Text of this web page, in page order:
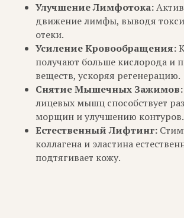
Улучшение Лимфотока:
движение лимфы, выводя
отеки.
Усиление Кровообращения:
получают больше кислорода и
веществ, ускоряя регенерацию.
Снятие Мышечных Зажимов:
лицевых мышц способствует
морщин и улучшению контуров.
Естественный Лифтинг:
коллагена и эластина
подтягивает кожу.